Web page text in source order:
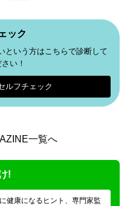
ック
という方はこちらで診断して
い！
ルフチェック
一覧へ
!
健康になるヒント、専門家監